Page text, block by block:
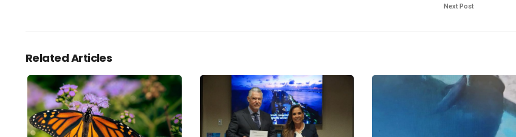
Next Post
Related Articles